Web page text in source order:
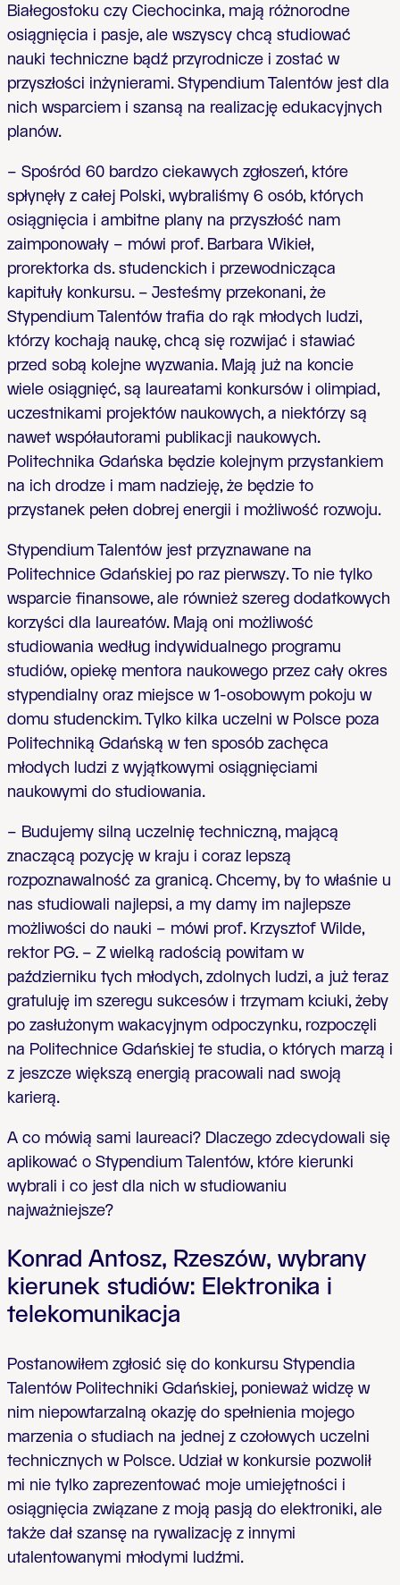
Białegostoku czy Ciechocinka, mają różnorodne
osiągnięcia i pasje, ale wszyscy chcą studiować
nauki techniczne bądź przyrodnicze i zostać w
przyszłości inżynierami. Stypendium Talentów jest dla
nich wsparciem i szansą na realizację edukacyjnych
planów.
– Spośród 60 bardzo ciekawych zgłoszeń, które
spłynęły z całej Polski, wybraliśmy 6 osób, których
osiągnięcia i ambitne plany na przyszłość nam
zaimponowały – mówi prof. Barbara Wikieł,
prorektorka ds. studenckich i przewodnicząca
kapituły konkursu. – Jesteśmy przekonani, że
Stypendium Talentów trafia do rąk młodych ludzi,
którzy kochają naukę, chcą się rozwijać i stawiać
przed sobą kolejne wyzwania. Mają już na koncie
wiele osiągnięć, są laureatami konkursów i olimpiad,
uczestnikami projektów naukowych, a niektórzy są
nawet współautorami publikacji naukowych.
Politechnika Gdańska będzie kolejnym przystankiem
na ich drodze i mam nadzieję, że będzie to
przystanek pełen dobrej energii i możliwość rozwoju.
Stypendium Talentów jest przyznawane na
Politechnice Gdańskiej po raz pierwszy. To nie tylko
wsparcie finansowe, ale również szereg dodatkowych
korzyści dla laureatów. Mają oni możliwość
studiowania według indywidualnego programu
studiów, opiekę mentora naukowego przez cały okres
stypendialny oraz miejsce w 1-osobowym pokoju w
domu studenckim. Tylko kilka uczelni w Polsce poza
Politechniką Gdańską w ten sposób zachęca
młodych ludzi z wyjątkowymi osiągnięciami
naukowymi do studiowania.
– Budujemy silną uczelnię techniczną, mającą
znaczącą pozycję w kraju i coraz lepszą
rozpoznawalność za granicą. Chcemy, by to właśnie u
nas studiowali najlepsi, a my damy im najlepsze
możliwości do nauki – mówi prof. Krzysztof Wilde,
rektor PG. – Z wielką radością powitam w
październiku tych młodych, zdolnych ludzi, a już teraz
gratuluję im szeregu sukcesów i trzymam kciuki, żeby
po zasłużonym wakacyjnym odpoczynku, rozpoczęli
na Politechnice Gdańskiej te studia, o których marzą i
z jeszcze większą energią pracowali nad swoją
karierą.
A co mówią sami laureaci? Dlaczego zdecydowali się
aplikować o Stypendium Talentów, które kierunki
wybrali i co jest dla nich w studiowaniu
najważniejsze?
Konrad Antosz, Rzeszów, wybrany
kierunek studiów: Elektronika i
telekomunikacja
Postanowiłem zgłosić się do konkursu Stypendia
Talentów Politechniki Gdańskiej, ponieważ widzę w
nim niepowtarzalną okazję do spełnienia mojego
marzenia o studiach na jednej z czołowych uczelni
technicznych w Polsce. Udział w konkursie pozwolił
mi nie tylko zaprezentować moje umiejętności i
osiągnięcia związane z moją pasją do elektroniki, ale
także dał szansę na rywalizację z innymi
utalentowanymi młodymi ludźmi.